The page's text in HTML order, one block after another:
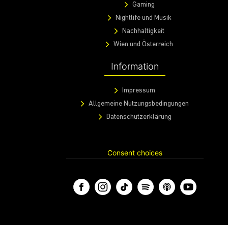
Gaming
Nightlife und Musik
Nachhaltigkeit
Wien und Österreich
Information
Impressum
Allgemeine Nutzungsbedingungen
Datenschutzerklärung
Consent choices